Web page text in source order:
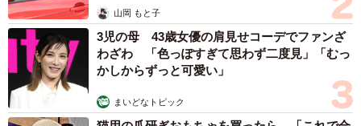
ら…』というコーナーでは、宮崎監督は石田さんの演技を
見ているうちに「僕は、サンというのはもっと強い子だと
思っていたんです。だけど、そうじゃなくて、ずいぶん無
理をしているんだっていう。ただ強いだけじゃなくてね。
そうしたら納得がいきました。なるほどと思うようになっ
山岡 もと子
3児の母 43歳女優の肩見せコーデでファンざ
わざわ 「色っぽすぎて思わず二度見」「むっ
かしからずっと可愛い」
まいどなトピック